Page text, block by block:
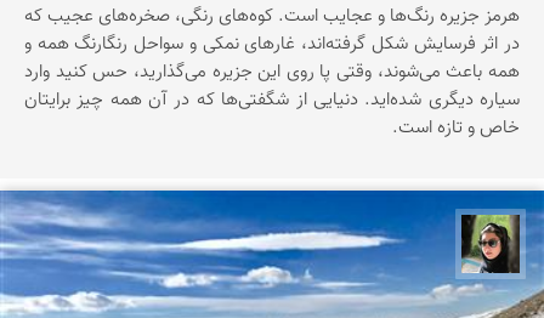
هرمز جزیره‌ رنگ‌ها‌ و عجایب است. کوه‌های رنگی، صخره‌های عجیب که
در اثر فرسایش شکل گرفته‌اند، غارهای نمکی و سواحل رنگارنگ همه و
همه باعث می‌شوند، وقتی پا روی این جزیره می‌گذارید، حس کنید وارد
سیاره‌ دیگری شده‌اید. دنیایی از شگفتی‌ها که در آن همه چیز برایتان
خاص و تازه است.
سپیده اصلان